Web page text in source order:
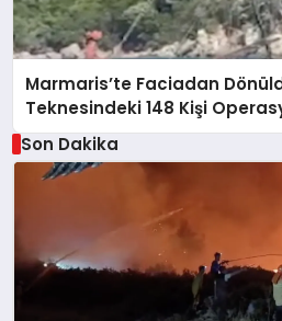
Marmaris’te Faciadan
Teknesindeki 148 Kişi
Son Dakika